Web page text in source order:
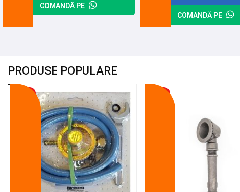
COMANDĂ PE
COMANDĂ PE
PRODUSE POPULARE